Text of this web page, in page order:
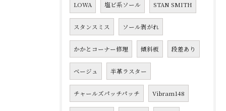
LOWA 塩ビ系ソール STAN SMITH
スタンスミス ソール剥がれ
かかとコーナー修理 傾斜板 段差あり
ベージュ 半革ラスター
チャールズパッチパッチ Vibram148